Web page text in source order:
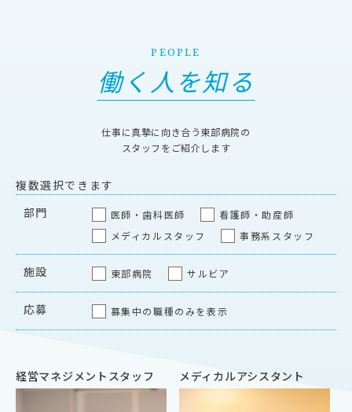
PEOPLE
働く人を知る
仕事に真摯に向き合う東部病院の
スタッフをご紹介します
複数選択できます
部門
医師・歯科医師
看護師・助産師
メディカルスタッフ
事務系スタッフ
施設 東部病院 サルビア
応募 募集中の職種のみを表示
経営マネジメントスタッフ メディカルアシスタント